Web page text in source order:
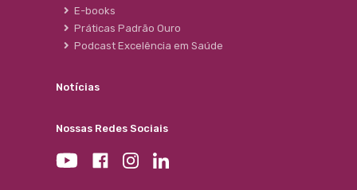
E-books
Práticas Padrão Ouro
Podcast Excelência em Saúde
Notícias
Nossas Redes Sociais